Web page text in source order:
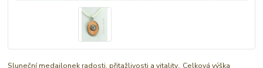
Sluneční medailonek radosti, přitažlivosti a vitality.. Celková výška